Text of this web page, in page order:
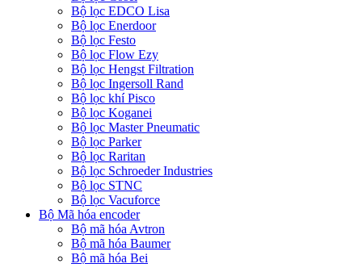
Bộ lọc EDCO Lisa
Bộ lọc Enerdoor
Bộ lọc Festo
Bộ lọc Flow Ezy
Bộ lọc Hengst Filtration
Bộ lọc Ingersoll Rand
Bộ lọc khí Pisco
Bộ lọc Koganei
Bộ lọc Master Pneumatic
Bộ lọc Parker
Bộ lọc Raritan
Bộ lọc Schroeder Industries
Bộ lọc STNC
Bộ lọc Vacuforce
Bộ Mã hóa encoder
Bộ mã hóa Avtron
Bộ mã hóa Baumer
Bộ mã hóa Bei